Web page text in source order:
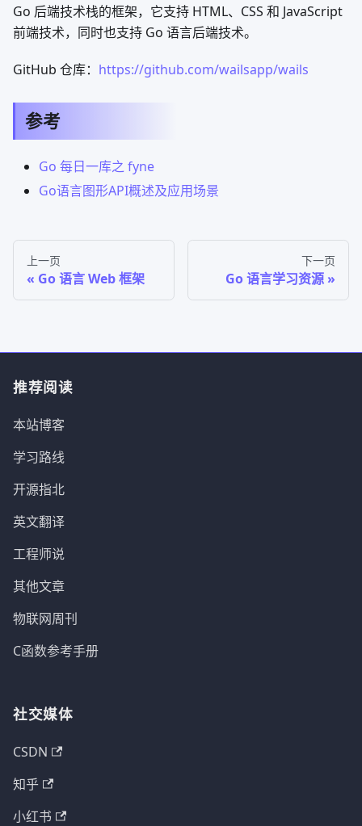
Go 后端技术栈的框架，它支持 HTML、CSS 和 JavaScript
前端技术，同时也支持 Go 语言后端技术。
GitHub 仓库： https://github.com/wailsapp/wails
参考
Go 每日一库之 fyne
Go语言图形API概述及应用场景
上一页
Go 语言 Web 框架
下一页
Go 语言学习资源
推荐阅读
本站博客
学习路线
开源指北
英文翻译
工程师说
其他文章
物联网周刊
C函数参考手册
社交媒体
CSDN
知乎
小红书